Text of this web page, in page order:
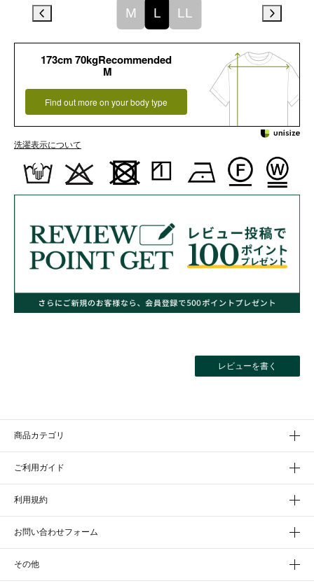
M L LL
173cm 70kgRecommended
M
Find out more on your body type
洗濯表示について
レビューを書く
商品カテゴリ
ご利用ガイド
利用規約
お問い合わせフォーム
その他